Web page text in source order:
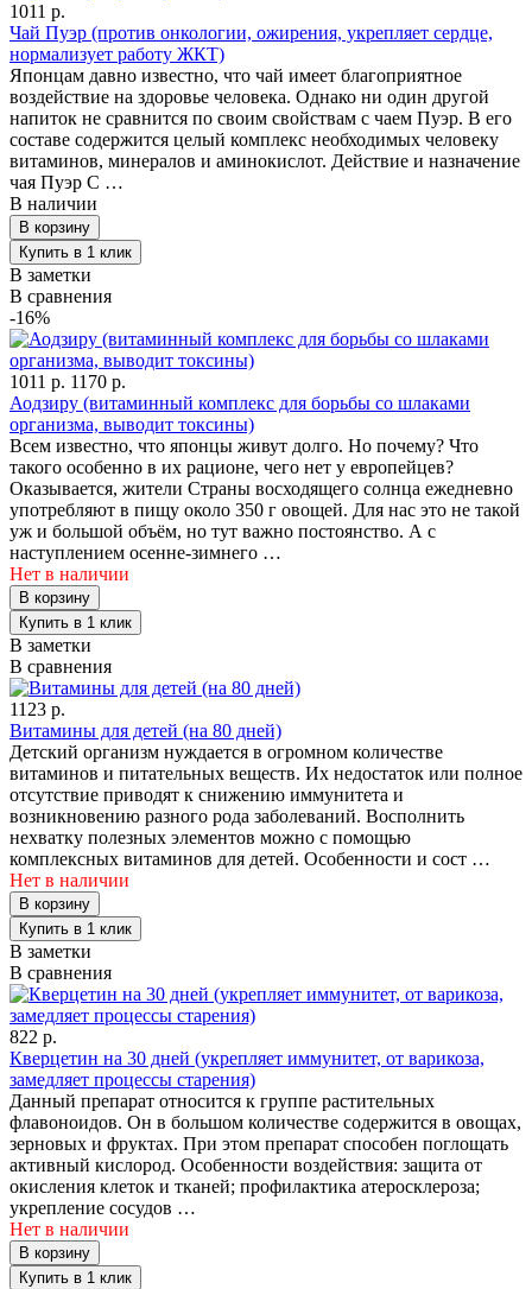
1011 р.
Чай Пуэр (против онкологии, ожирения, укрепляет сердце,
нормализует работу ЖКТ)
Японцам давно известно, что чай имеет благоприятное
воздействие на здоровье человека. Однако ни один другой
напиток не сравнится по своим свойствам с чаем Пуэр. В его
составе содержится целый комплекс необходимых человеку
витаминов, минералов и аминокислот. Действие и назначение
чая Пуэр С …
В наличии
В заметки
В сравнения
-16%
1011 р. 1170 р.
Аодзиру (витаминный комплекс для борьбы со шлаками
организма, выводит токсины)
Всем известно, что японцы живут долго. Но почему? Что
такого особенно в их рационе, чего нет у европейцев?
Оказывается, жители Страны восходящего солнца ежедневно
употребляют в пищу около 350 г овощей. Для нас это не такой
уж и большой объём, но тут важно постоянство. А с
наступлением осенне-зимнего …
Нет в наличии
В заметки
В сравнения
1123 р.
Витамины для детей (на 80 дней)
Детский организм нуждается в огромном количестве
витаминов и питательных веществ. Их недостаток или полное
отсутствие приводят к снижению иммунитета и
возникновению разного рода заболеваний. Восполнить
нехватку полезных элементов можно с помощью
комплексных витаминов для детей. Особенности и сост …
Нет в наличии
В заметки
В сравнения
822 р.
Кверцетин на 30 дней (укрепляет иммунитет, от варикоза,
замедляет процессы старения)
Данный препарат относится к группе растительных
флавоноидов. Он в большом количестве содержится в овощах,
зерновых и фруктах. При этом препарат способен поглощать
активный кислород. Особенности воздействия: защита от
окисления клеток и тканей; профилактика атеросклероза;
укрепление сосудов …
Нет в наличии